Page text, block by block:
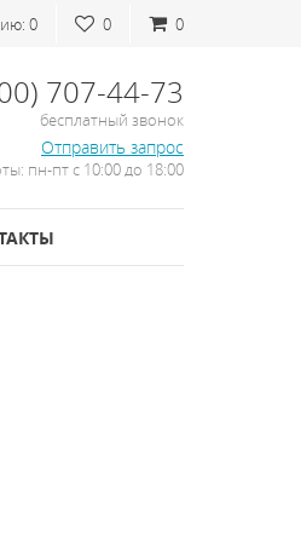
0
0
0
707-44-73
бесплатный звонок
Отправить запрос
пн-пт с 10:00 до 18:00